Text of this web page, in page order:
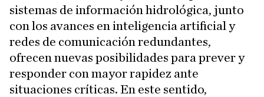
sistemas de información hidrológica, junto
con los avances en inteligencia artificial y
redes de comunicación redundantes,
ofrecen nuevas posibilidades para prever y
responder con mayor rapidez ante
situaciones críticas. En este sentido,